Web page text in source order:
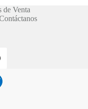
de Venta